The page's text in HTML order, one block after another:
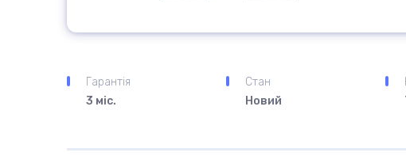
Гарантія
3 міс.
Стан
Новий